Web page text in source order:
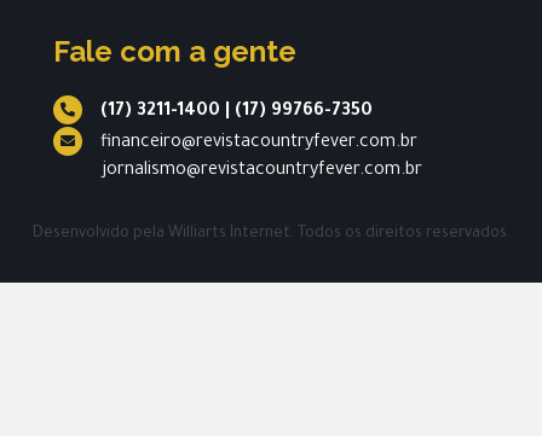
Fale com a gente
(17) 3211-1400
(17) 99766-7350
financeiro@revistacountryfever.com.br
jornalismo@revistacountryfever.com.br
Desenvolvido pela Williarts Internet. Todos os direitos reservados.